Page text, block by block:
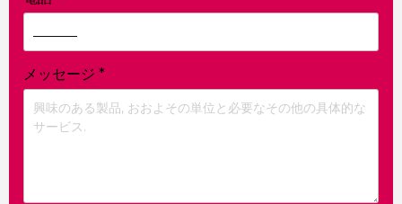
メッセージ *